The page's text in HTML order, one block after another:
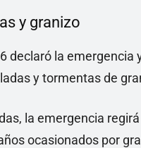
y granizo
declaró la
y tormentas de
la emergencia
ocasionados por